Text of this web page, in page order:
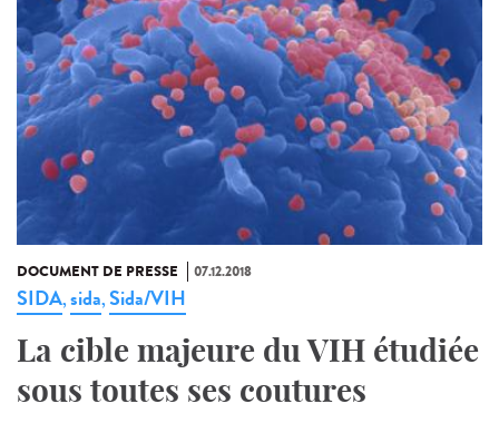
DOCUMENT DE PRESSE 07.12.2018
SIDA,sida,Sida/VIH
La cible majeure du VIH étudiée
sous toutes ses coutures